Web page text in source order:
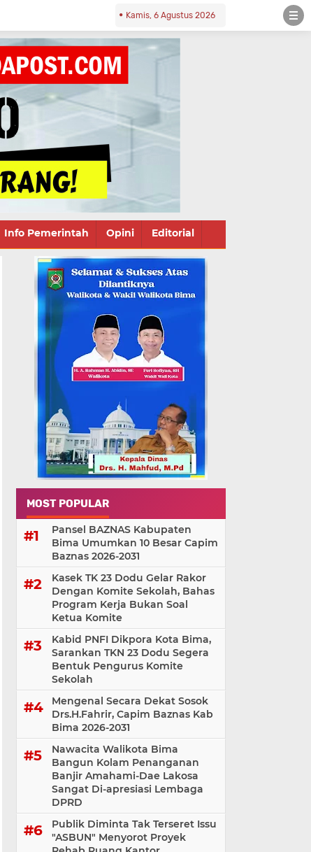
Kamis, 6 Agustus 2026
Info Pemerintah Opini Editorial
MOST POPULAR
Pansel BAZNAS Kabupaten
Bima Umumkan 10 Besar Capim
Baznas 2026-2031
Kasek TK 23 Dodu Gelar Rakor
Dengan Komite Sekolah, Bahas
Program Kerja Bukan Soal
Ketua Komite
Kabid PNFI Dikpora Kota Bima,
Sarankan TKN 23 Dodu Segera
Bentuk Pengurus Komite
Sekolah
Mengenal Secara Dekat Sosok
Drs.H.Fahrir, Capim Baznas Kab
Bima 2026-2031
Nawacita Walikota Bima
Bangun Kolam Penanganan
Banjir Amahami-Dae Lakosa
Sangat Di-apresiasi Lembaga
DPRD
Publik Diminta Tak Terseret Issu
"ASBUN" Menyorot Proyek